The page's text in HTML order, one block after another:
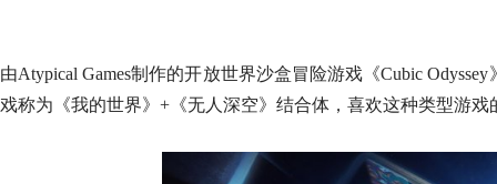
由Atypical Games制作的开放世界沙盒冒险游戏《Cubic
戏称为《我的世界》+《无人深空》结合体，喜欢这种类型游